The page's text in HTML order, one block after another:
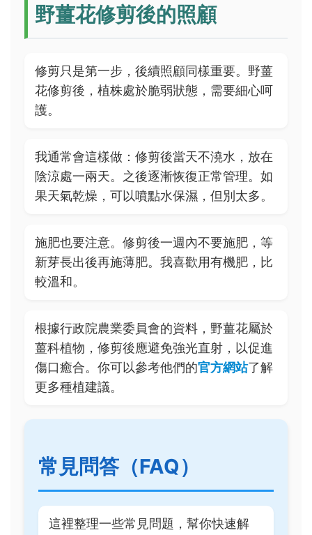
野薑花修剪後的照顧
修剪只是第一步，後續照顧同樣重要。野薑
花修剪後，植株處於脆弱狀態，需要細心呵
護。
我通常會這樣做：修剪後當天不澆水，放在
陰涼處一兩天。之後逐漸恢復正常管理。如
果天氣乾燥，可以噴點水保濕，但別太多。
施肥也要注意。修剪後一週內不要施肥，等
新芽長出後再施薄肥。我喜歡用有機肥，比
較溫和。
根據行政院農業委員會的資料，野薑花屬於
薑科植物，修剪後應避免強光直射，以促進
傷口癒合。你可以參考他們的官方網站了解
更多種植建議。
常見問答（FAQ）
這裡整理一些常見問題，幫你快速解